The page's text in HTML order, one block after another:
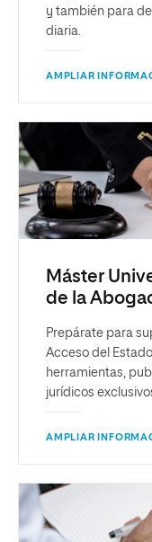
y también para
diaria.
AMPLIAR
Máster
de la
Prepárate para
Acceso del
herramientas,
jurídicos
AMPLIAR